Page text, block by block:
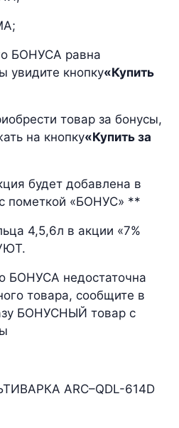
БОНУСА равна
увидите кнопку«Купить
товар за бонусы,
на кнопку«Купить за
будет добавлена в
пометкой «БОНУС» **
4,5,6л в акции «7%
БОНУСА недостаточна
товара, сообщите в
БОНУСНЫЙ товар с
ARC–QDL-614D